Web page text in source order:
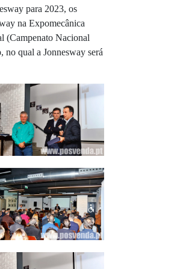
para 2023, os
na Expomecânica
(Campenato Nacional
no qual a Jonnesway será